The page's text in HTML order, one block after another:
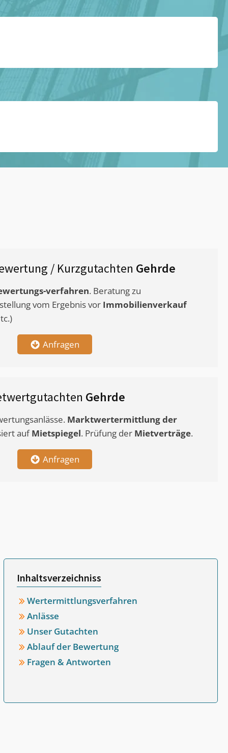
/ Kurzgutachten Gehrde
verfahren. Beratung zu
vom Ergebnis vor Immobilienverkauf
Anfragen
Gehrde
Marktwertermittlungder
aufMietspiegel. Prüfung der Mietverträge.
Anfragen
Inhaltsverzeichniss
Wertermittlungsverfahren
Anlässe
Unser Gutachten
Ablauf der Bewertung
Fragen & Antworten